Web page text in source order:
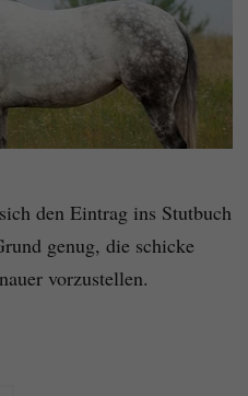
den Eintrag ins Stutbuch
genug, die schicke
vorzustellen.